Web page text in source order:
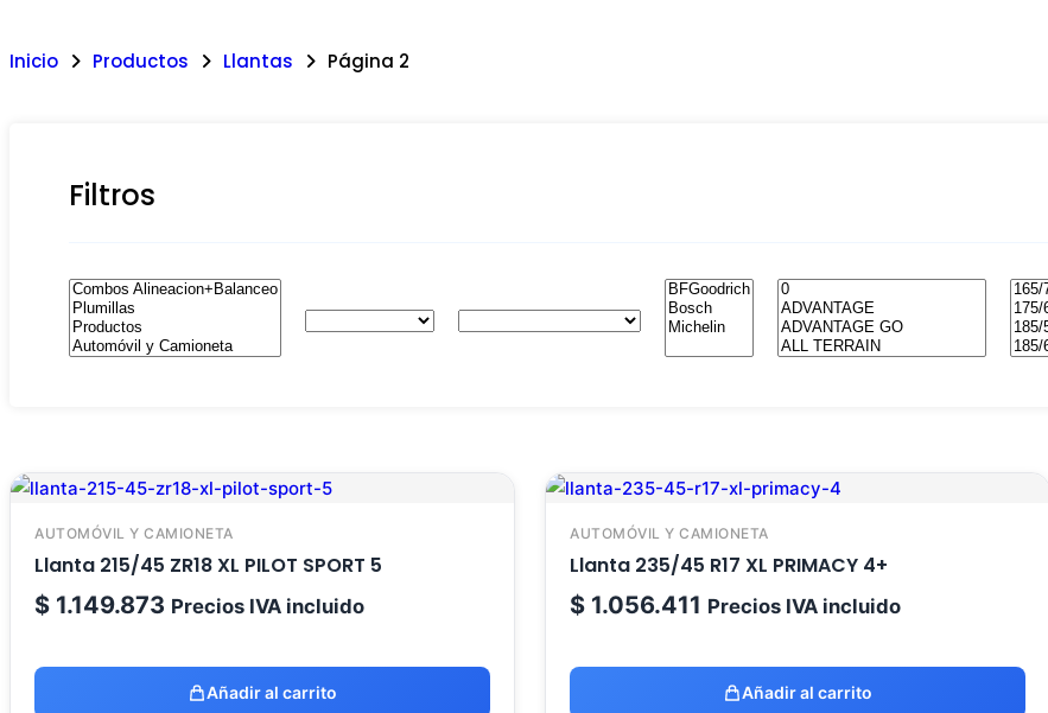
Inicio Productos Llantas Página 2
Filtros
AUTOMÓVIL Y CAMIONETA
Llanta 215/45 ZR18 XL PILOT SPORT 5
$ 1.149.873 Precios IVA incluido
Añadir al carrito
AUTOMÓVIL Y CAMIONETA
Llanta 235/45 R17 XL PRIMACY 4+
$ 1.056.411 Precios IVA incluido
Añadir al carrito